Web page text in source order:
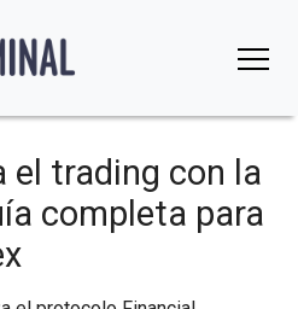
el trading con la
completa para